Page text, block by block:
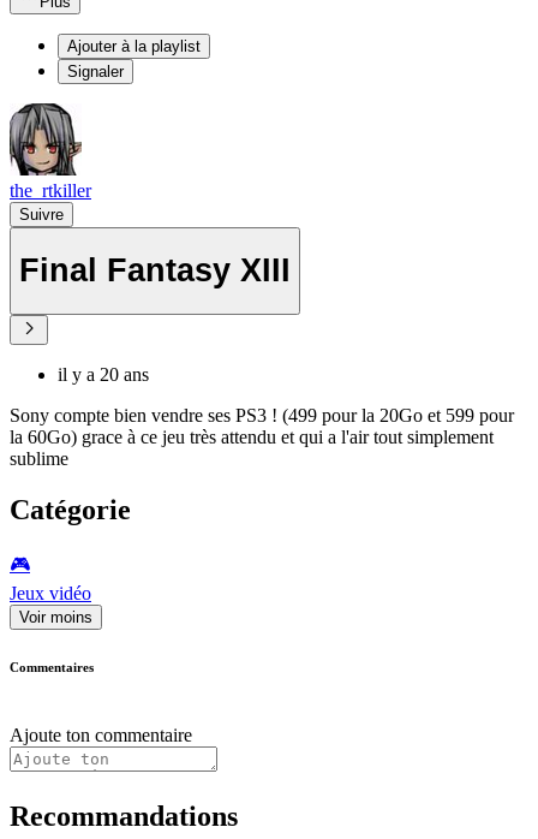
Ajouter à la playlist
Signaler
the_rtkiller
Suivre
Final Fantasy XIII
il y a 20 ans
Sony compte bien vendre ses PS3 ! (499 pour la 20Go et 599 pour
la 60Go) grace à ce jeu très attendu et qui a l'air tout simplement
sublime
Catégorie
🎮️
Jeux vidéo
Voir moins
Commentaires
Ajoute ton commentaire
Recommandations